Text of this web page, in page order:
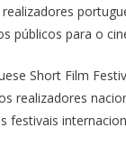
públicos para o
Short Film
realizadores
festivais